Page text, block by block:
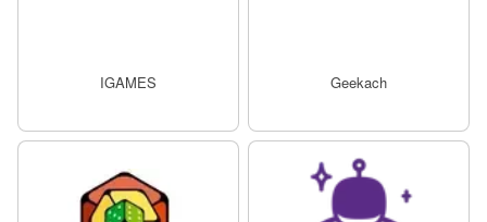
IGAMES Geekach